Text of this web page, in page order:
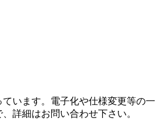
います。電子化や仕様変更等の一
詳細はお問い合わせ下さい。